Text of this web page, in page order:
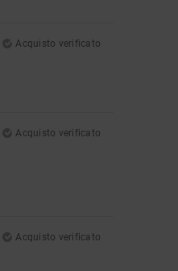
Acquisto verificato
Acquisto verificato
Acquisto verificato